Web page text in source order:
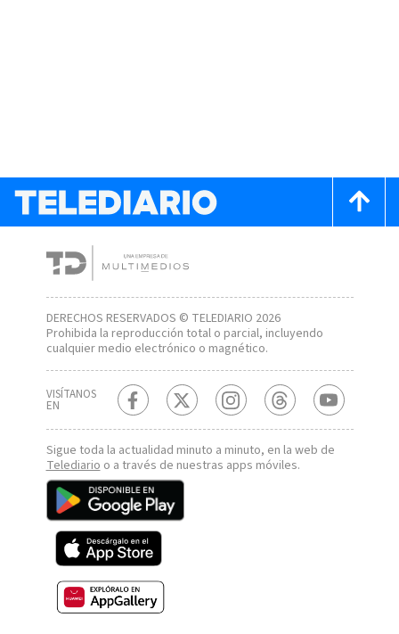
DERECHOS RESERVADOS © TELEDIARIO 2026
Prohibida la reproducción total o parcial, incluyendo
cualquier medio electrónico o magnético.
VISÍTANOS
EN
Sigue toda la actualidad minuto a minuto, en la web de
Telediarioo a través de nuestras apps móviles.